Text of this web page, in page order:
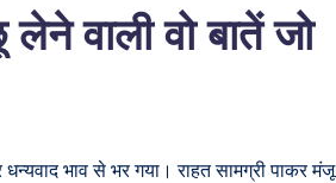
वाली वो बातें जो
धन्यवाद भाव से भर गया। राहत सामग्री पाकर मंजू